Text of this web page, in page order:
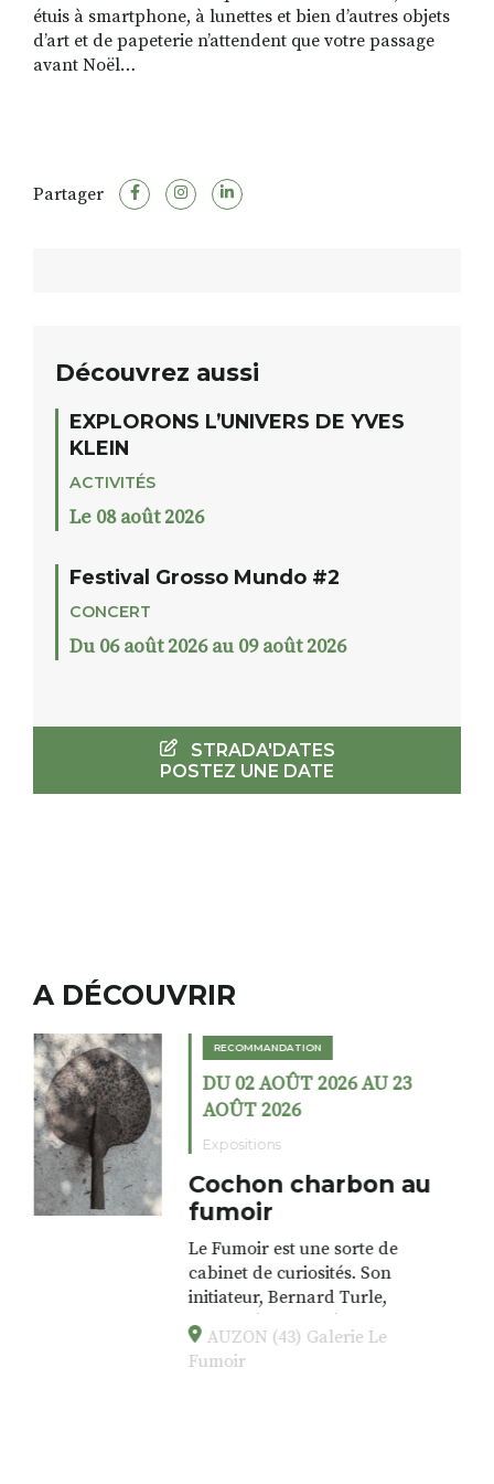
étuis à smartphone, à lunettes et bien d’autres objets
d’art et de papeterie n’attendent que votre passage
avant Noël…
Partager
Découvrez aussi
EXPLORONS L’UNIVERS DE YVES
KLEIN
ACTIVITÉS
Le 08 août 2026
Festival Grosso Mundo #2
CONCERT
Du 06 août 2026 au 09 août 2026
STRADA'DATES
POSTEZ UNE DATE
A DÉCOUVRIR
RECOMMANDATION
DU 02 AOÛT 2026 AU 23
AOÛT 2026
Expositions
Cochon charbon au
fumoir
Le Fumoir est une sorte de
cabinet de curiosités. Son
initiateur, Bernard Turle,
s’amuse à donner à voir des
associations fertiles, graves ou
drôles, parfois fumeuses. Des
AUZON (43) Galerie Le
Fumoir